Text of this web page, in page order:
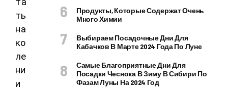
Продукты, Которые Содержат Очень
Много Химии
Выбираем Посадочные Дни Для
Кабачков В Марте 2024 Года По Луне
Самые Благоприятные Дни Для
Посадки Чеснока В Зиму В Сибири По
Фазам Луны На 2024 Год